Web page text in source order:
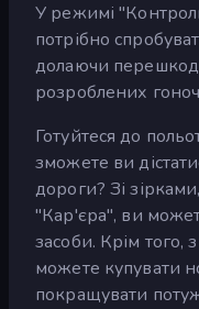
У режимі
потрібно
долаючи
розроблених
Готуйтеся до
зможете ви
дороги? Зі
"Кар'єра", ви
засоби. Крім того,
можете купувати
покращувати